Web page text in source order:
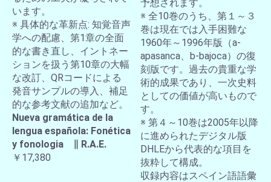
います。
※ 具体的な革新点: 知覚音声
学への配慮、第1章の全面
的な書き直し、イントネー
ションを扱う第10章の大幅
な改訂、QRコードによる
発音サンプルの導入、補足
的な参考文献の追加など。
Nueva gramática de la
lengua española: Fonética
y fonologia ∥ R.A.E.
￥17,380
予想されます。
※ 全10巻のうち、第１～３
巻は現在では入手困難な
1960年～1996年版（a-
apasanca、b-bajoca）の復
刻版です。過去の貴重な学
術的成果であり、一次史料
としての価値が高いもので
す。
※ 第４～10巻は2005年以降
に進められたデジタル版
DHLEから代表的な項目を
抜粋して構成。
収録内容はスペイン語語彙